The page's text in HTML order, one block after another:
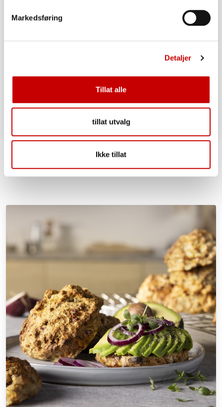
Markedsføring
Detaljer
Tillat alle
tillat utvalg
Ikke tillat
ENKEL